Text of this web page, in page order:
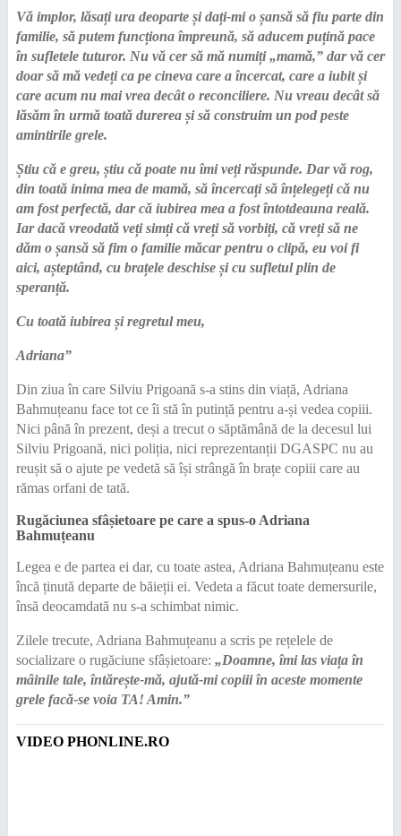
Vă implor, lăsați ura deoparte și dați-mi o șansă să fiu parte din
familie, să putem funcționa împreună, să aducem puțină pace
în sufletele tuturor. Nu vă cer să mă numiți „mamă,” dar vă cer
doar să mă vedeți ca pe cineva care a încercat, care a iubit și
care acum nu mai vrea decât o reconciliere. Nu vreau decât să
lăsăm în urmă toată durerea și să construim un pod peste
amintirile grele.
Știu că e greu, știu că poate nu îmi veți răspunde. Dar vă rog,
din toată inima mea de mamă, să încercați să înțelegeți că nu
am fost perfectă, dar că iubirea mea a fost întotdeauna reală.
Iar dacă vreodată veți simți că vreți să vorbiți, că vreți să ne
dăm o șansă să fim o familie măcar pentru o clipă, eu voi fi
aici, așteptând, cu brațele deschise și cu sufletul plin de
speranță.
Cu toată iubirea și regretul meu,
Adriana”
Din ziua în care Silviu Prigoană s-a stins din viață, Adriana
Bahmuțeanu face tot ce îi stă în putință pentru a-și vedea copiii.
Nici până în prezent, deși a trecut o săptămână de la decesul lui
Silviu Prigoană, nici poliția, nici reprezentanții DGASPC nu au
reușit să o ajute pe vedetă să își strângă în brațe copiii care au
rămas orfani de tată.
Rugăciunea sfâșietoare pe care a spus-o Adriana
Bahmuțeanu
Legea e de partea ei dar, cu toate astea, Adriana Bahmuțeanu este
încă ținută departe de băieții ei. Vedeta a făcut toate demersurile,
însă deocamdată nu s-a schimbat nimic.
Zilele trecute, Adriana Bahmuțeanu a scris pe rețelele de
socializare o rugăciune sfâșietoare: „Doamne, îmi las viața în
mâinile tale, întărește-mă, ajută-mi copiii în aceste momente
grele facă-se voia TA! Amin.”
VIDEO PHONLINE.RO